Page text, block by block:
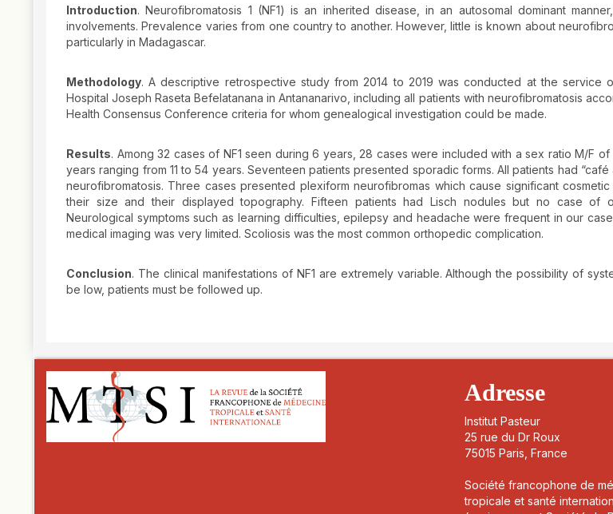
Introduction. Neurofibromatosis 1 (NF1) is an inherited disease, in an autosomal dominant
involvements. Prevalence varies from one country to another. However, little is known about
particularly in Madagascar.
Methodology. A descriptive retrospective study from 2014 to 2019 was conducted at the service
Hospital Joseph Raseta Befelatanana in Antananarivo, including all patients with neurofibromatosis
Health Consensus Conference criteria for whom genealogical investigation could be made.
Results. Among 32 cases of NF1 seen during 6 years, 28 cases were included with a sex ratio M/F
years ranging from 11 to 54 years. Seventeen patients presented sporadic forms. All patients had “café
neurofibromatosis. Three cases presented plexiform neurofibromas which cause significant
their size and their displayed topography. Fifteen patients had Lisch nodules but no case of
Neurological symptoms such as learning difficulties, epilepsy and headache were frequent in our
medical imaging was very limited. Scoliosis was the most common orthopedic complication.
Conclusion. The clinical manifestations of NF1 are extremely variable. Although the possibility of
be low, patients must be followed up.
Adresse
Institut Pasteur
25 rue du Dr Roux
75015 Paris, France
Société francophone de
tropicale et santé